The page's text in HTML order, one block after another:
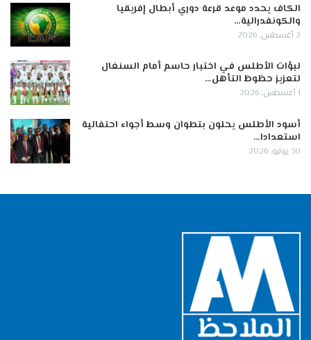
الكاف يحدد موعد قرعة دوري أبطال إفريقيا
والكونفدرالية…
2 أغسطس, 2026
لبؤات الأطلس في اختبار حاسم أمام السنغال
لتعزيز حظوظ التأهل…
1 أغسطس, 2026
أسود الأطلس يحلون بتطوان وسط أجواء احتفالية
استعدادا…
30 يوليو, 2026